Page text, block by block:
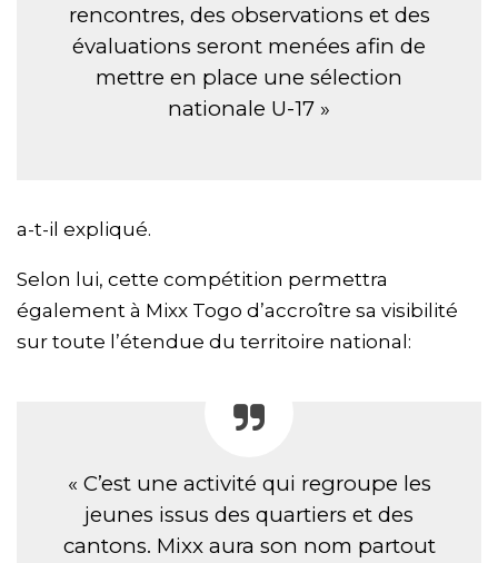
rencontres, des observations et des
évaluations seront menées afin de
mettre en place une sélection
nationale U-17 »
a-t-il expliqué.
Selon lui, cette compétition permettra
également à Mixx Togo d’accroître sa visibilité
sur toute l’étendue du territoire national:
« C’est une activité qui regroupe les
jeunes issus des quartiers et des
cantons. Mixx aura son nom partout